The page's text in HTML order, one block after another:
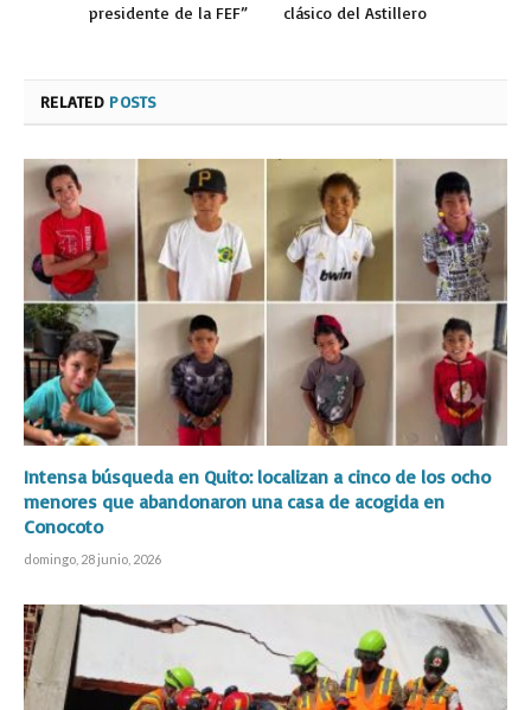
presidente de la FEF”
clásico del Astillero
RELATED POSTS
Intensa búsqueda en Quito: localizan a cinco de los ocho
menores que abandonaron una casa de acogida en
Conocoto
domingo, 28 junio, 2026